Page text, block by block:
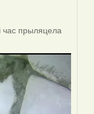
час прыляцела